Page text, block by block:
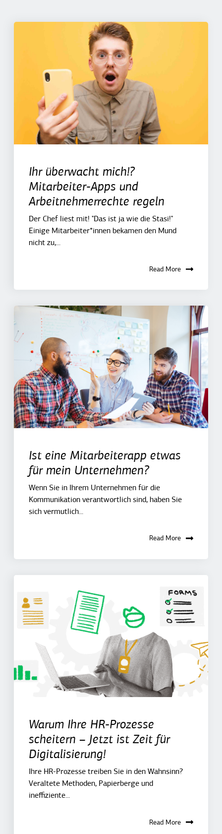
Ihr überwacht mich!?
Mitarbeiter-Apps und
Arbeitnehmerrechte regeln
Der Chef liest mit! "Das ist ja wie die Stasi!"
Einige Mitarbeiter*innen bekamen den Mund
nicht zu,...
Read More
Ist eine Mitarbeiterapp etwas
für mein Unternehmen?
Wenn Sie in Ihrem Unternehmen für die
Kommunikation verantwortlich sind, haben Sie
sich vermutlich...
Read More
Warum Ihre HR-Prozesse
scheitern – Jetzt ist Zeit für
Digitalisierung!
Ihre HR-Prozesse treiben Sie in den Wahnsinn?
Veraltete Methoden, Papierberge und
ineffiziente...
Read More